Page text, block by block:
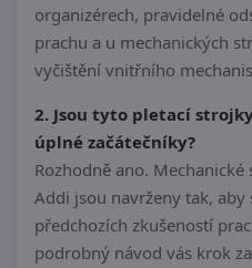
organizérech, pravidelné
prachu a u mechanických
vyčištění vnitřního
2. Jsou tyto pletací
úplné začátečníky?
Rozhodně ano.
Addi jsou navrženy tak,
předchozích zkušeností
podrobný návod vás krok